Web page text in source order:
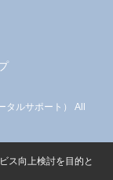
タルサポート） All
ス向上検討を目的と